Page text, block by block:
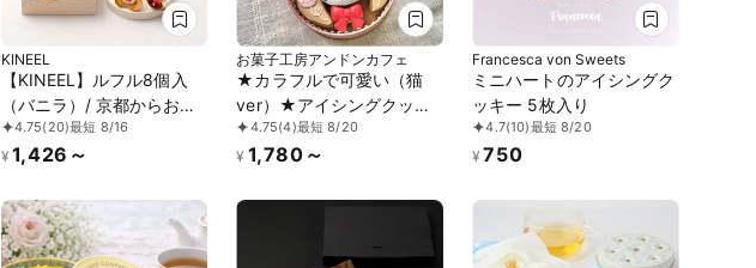
KINEEL
【KINEEL】ルフル8個入
（バニラ）/ 京都からお届
け♪お花の形のかわいいラ
ングドシャスイーツ（焼菓
4.75(20)最短 8/16
¥ 1,426～
お菓子工房アンドンカフェ
★カラフルで可愛い（猫
ver）★アイシングクッキ
ー＆ザクザククッキー缶
4.75(4)最短 8/20
¥ 1,780～
Francesca von Sweets
ミニハートのアイシングク
ッキー 5枚入り
4.7(10)最短 8/20
¥ 750